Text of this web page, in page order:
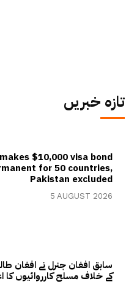
تازہ خبریں
$10,000 visa bond
for 50 countries,
Pakistan excluded
5 AUGUST 2026
سابق افغان جنرل نے افغان
کے خلاف مسلح کارروائیوں کا